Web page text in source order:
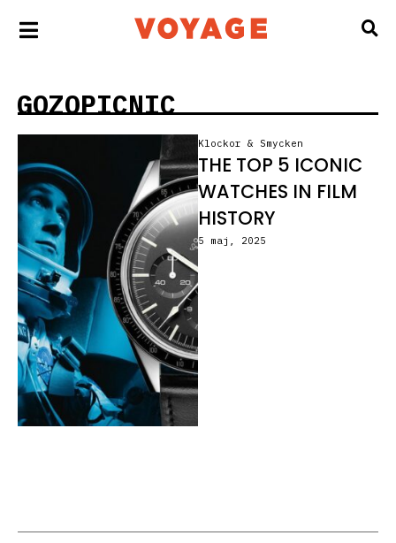
GOZOPICNIC
Klockor & Smycken
THE TOP 5 ICONIC
WATCHES IN FILM
HISTORY
5 maj, 2025